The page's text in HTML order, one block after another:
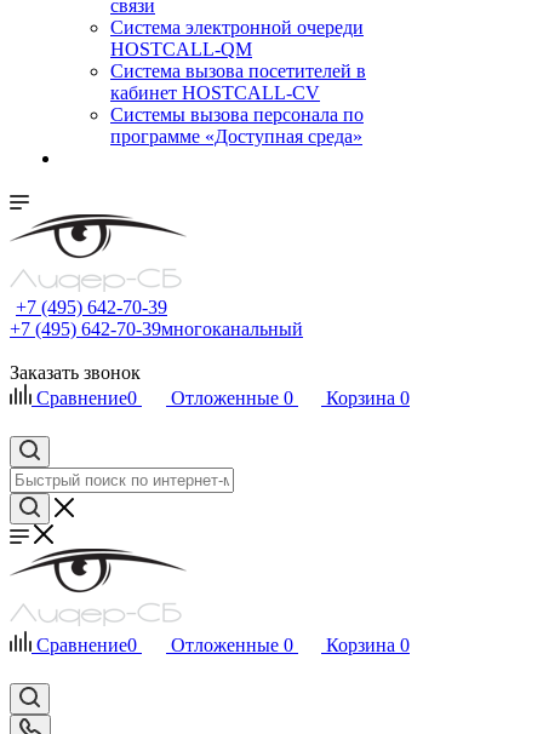
связи
Система электронной очереди
HOSTCALL-QM
Cистема вызова посетителей в
кабинет HOSTCALL-CV
Системы вызова персонала по
программе «Доступная среда»
+7 (495) 642-70-39
+7 (495) 642-70-39многоканальный
Заказать звонок
Сравнение0 Отложенные 0 Корзина 0
Сравнение0 Отложенные 0 Корзина 0